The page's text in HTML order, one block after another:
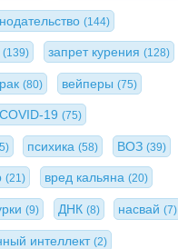
(144)
(139) запрет курения (128)
рак(80) вейперы (75)
COVID-19(75)
психика(58) ВОЗ (39)
(21) вред кальяна (20)
(9) ДНК (8) насвай(7)
интеллект(2)